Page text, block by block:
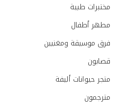
مختبرات طبية
مطهر أطفال
فرق موسيقة ومغنيين
قصابون
متجر حيوانات أليفة
مترجمون